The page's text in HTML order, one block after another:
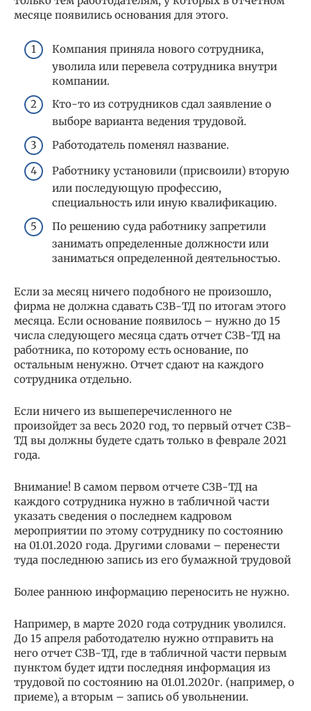
месяце появились основания для этого.
Компания приняла нового сотрудника,
уволила или перевела сотрудника внутри
компании.
Кто-то из сотрудников сдал заявление о
выборе варианта ведения трудовой.
Работодатель поменял название.
Работнику установили (присвоили) вторую
или последующую профессию,
специальность или иную квалификацию.
По решению суда работнику запретили
занимать определенные должности или
заниматься определенной деятельностью.
Если за месяц ничего подобного не произошло,
фирма не должна сдавать СЗВ-ТД по итогам этого
месяца. Если основание появилось – нужно до 15
числа следующего месяца сдать отчет СЗВ-ТД на
работника, по которому есть основание, по
остальным ненужно. Отчет сдают на каждого
сотрудника отдельно.
Если ничего из вышеперечисленного не
произойдет за весь 2020 год, то первый отчет СЗВ-
ТД вы должны будете сдать только в феврале 2021
года.
Внимание! В самом первом отчете СЗВ-ТД на
каждого сотрудника нужно в табличной части
указать сведения о последнем кадровом
мероприятии по этому сотруднику по состоянию
на 01.01.2020 года. Другими словами – перенести
туда последнюю запись из его бумажной трудовой
Более раннюю информацию переносить не нужно.
Например, в марте 2020 года сотрудник уволился.
До 15 апреля работодателю нужно отправить на
него отчет СЗВ-ТД, где в табличной части первым
пунктом будет идти последняя информация из
трудовой по состоянию на 01.01.2020г. (например, о
приеме), а вторым – запись об увольнении.